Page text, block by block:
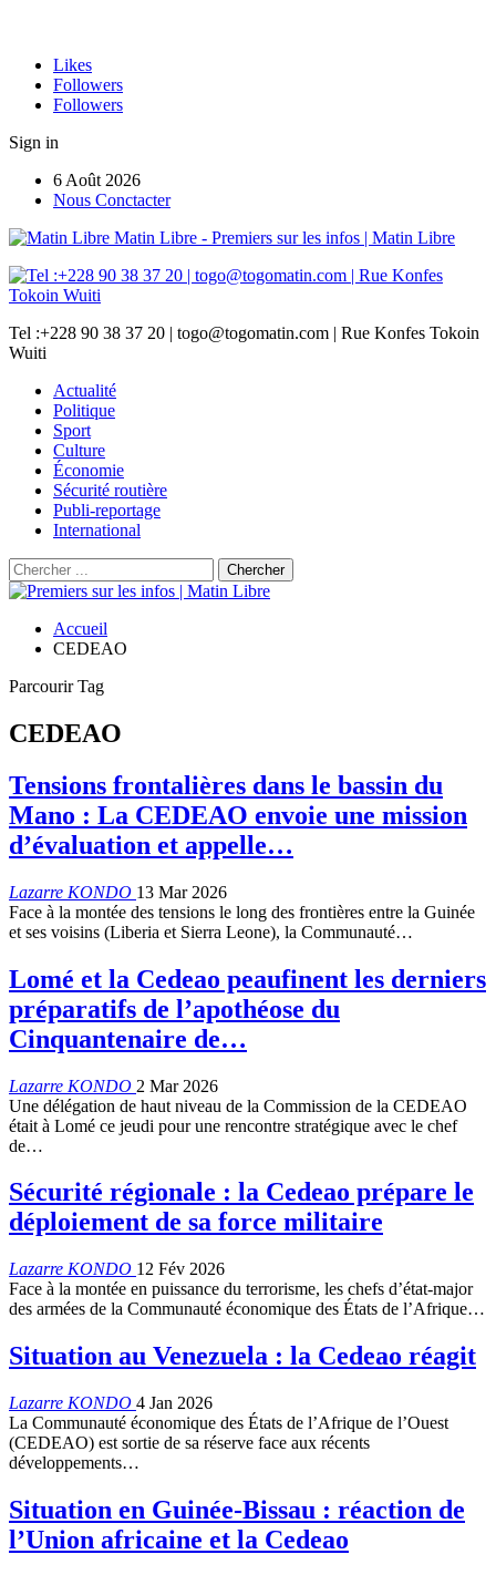
Likes
Followers
Followers
Sign in
6 Août 2026
Nous Conctacter
Matin Libre - Premiers sur les infos | Matin Libre
Tel :+228 90 38 37 20 | togo@togomatin.com | Rue Konfes Tokoin
Wuiti
Actualité
Politique
Sport
Culture
Économie
Sécurité routière
Publi-reportage
International
Accueil
CEDEAO
Parcourir Tag
CEDEAO
Tensions frontalières dans le bassin du
Mano : La CEDEAO envoie une mission
d’évaluation et appelle…
Lazarre KONDO 13 Mar 2026
Face à la montée des tensions le long des frontières entre la Guinée
et ses voisins (Liberia et Sierra Leone), la Communauté…
Lomé et la Cedeao peaufinent les derniers
préparatifs de l’apothéose du
Cinquantenaire de…
Lazarre KONDO 2 Mar 2026
Une délégation de haut niveau de la Commission de la CEDEAO
était à Lomé ce jeudi pour une rencontre stratégique avec le chef
de…
Sécurité régionale : la Cedeao prépare le
déploiement de sa force militaire
Lazarre KONDO 12 Fév 2026
Face à la montée en puissance du terrorisme, les chefs d’état-major
des armées de la Communauté économique des États de l’Afrique…
Situation au Venezuela : la Cedeao réagit
Lazarre KONDO 4 Jan 2026
La Communauté économique des États de l’Afrique de l’Ouest
(CEDEAO) est sortie de sa réserve face aux récents
développements…
Situation en Guinée-Bissau : réaction de
l’Union africaine et la Cedeao